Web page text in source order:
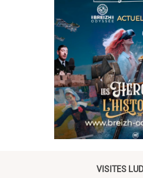
VISITES